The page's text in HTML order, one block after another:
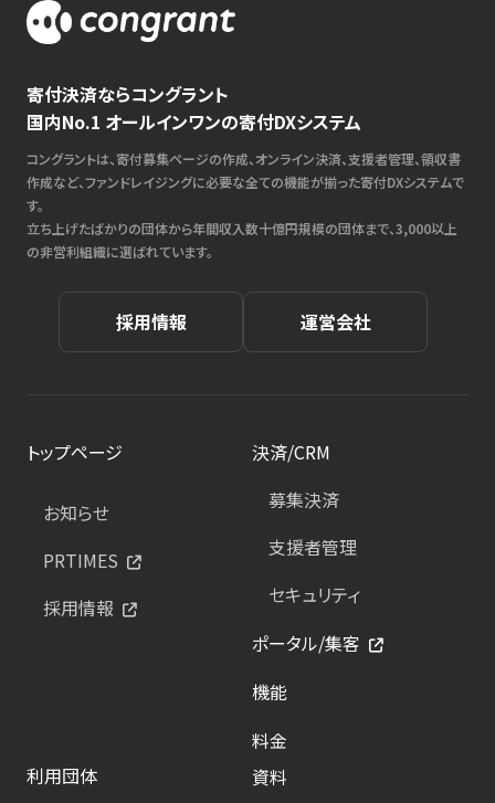
寄付決済ならコングラント
国内No.1 オールインワンの寄付DXシステム
コングラントは、寄付募集ページの作成、オンライン決済、支援者管理、領収書
作成など、ファンドレイジングに必要な全ての機能が揃った寄付DXシステムで
す。
立ち上げたばかりの団体から年間収入数十億円規模の団体まで、3,000以上
の非営利組織に選ばれています。
採用情報 運営会社
トップページ
お知らせ
PRTIMES
採用情報
決済/CRM
募集決済
支援者管理
セキュリティ
ポータル/集客
機能
料金
利用団体
資料